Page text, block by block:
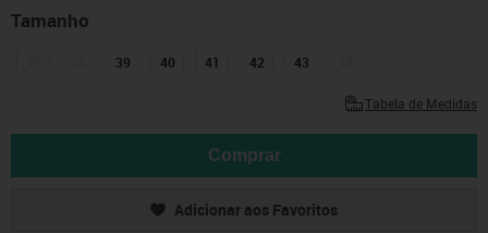
Tamanho
39 40 41 42 43
Tabela de Medidas
Comprar
Adicionar aos Favoritos